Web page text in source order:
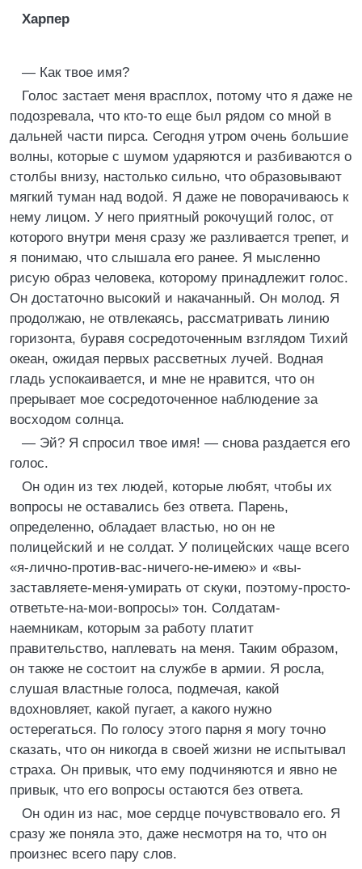
Харпер
— Как твое имя?
Голос застает меня врасплох, потому что я даже не
подозревала, что кто-то еще был рядом со мной в
дальней части пирса. Сегодня утром очень большие
волны, которые с шумом ударяются и разбиваются о
столбы внизу, настолько сильно, что образовывают
мягкий туман над водой. Я даже не поворачиваюсь к
нему лицом. У него приятный рокочущий голос, от
которого внутри меня сразу же разливается трепет, и
я понимаю, что слышала его ранее. Я мысленно
рисую образ человека, которому принадлежит голос.
Он достаточно высокий и накачанный. Он молод. Я
продолжаю, не отвлекаясь, рассматривать линию
горизонта, буравя сосредоточенным взглядом Тихий
океан, ожидая первых рассветных лучей. Водная
гладь успокаивается, и мне не нравится, что он
прерывает мое сосредоточенное наблюдение за
восходом солнца.
— Эй? Я спросил твое имя! — снова раздается его
голос.
Он один из тех людей, которые любят, чтобы их
вопросы не оставались без ответа. Парень,
определенно, обладает властью, но он не
полицейский и не солдат. У полицейских чаще всего
«я-лично-против-вас-ничего-не-имею» и «вы-
заставляете-меня-умирать от скуки, поэтому-просто-
ответьте-на-мои-вопросы» тон. Солдатам-
наемникам, которым за работу платит
правительство, наплевать на меня. Таким образом,
он также не состоит на службе в армии. Я росла,
слушая властные голоса, подмечая, какой
вдохновляет, какой пугает, а какого нужно
остерегаться. По голосу этого парня я могу точно
сказать, что он никогда в своей жизни не испытывал
страха. Он привык, что ему подчиняются и явно не
привык, что его вопросы остаются без ответа.
Он один из нас, мое сердце почувствовало его. Я
сразу же поняла это, даже несмотря на то, что он
произнес всего пару слов.